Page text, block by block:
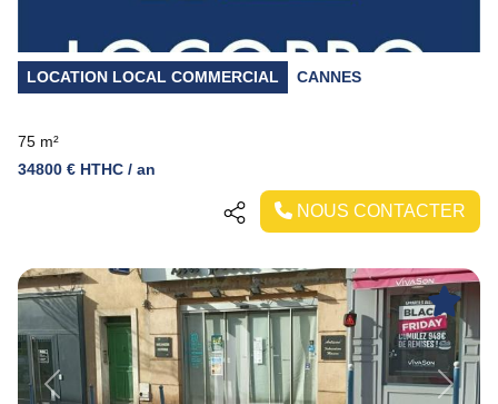
LOCATION LOCAL COMMERCIAL CANNES
75 m²
34800 € HTHC / an
NOUS CONTACTER
Previous Next